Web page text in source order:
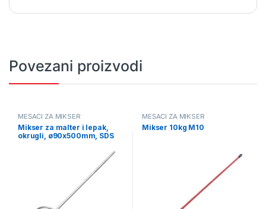
Povezani proizvodi
MEŠAČI ZA MIKSER
Mikser za malter i lepak,
okrugli, ø90x500mm, SDS
MEŠAČI ZA MIKSER
Mikser 10kg M10